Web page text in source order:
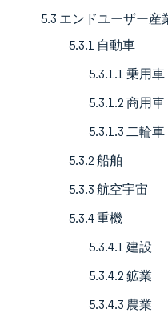
5.3 エンドユーザー産
5.3.1 自動車
5.3.1.1 乗用車
5.3.1.2 商用車
5.3.1.3 二輪車
5.3.2 船舶
5.3.3 航空宇宙
5.3.4 重機
5.3.4.1 建設
5.3.4.2 鉱業
5.3.4.3 農業